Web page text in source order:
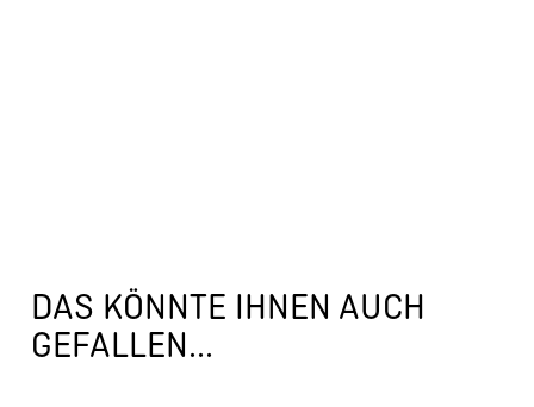
DAS KÖNNTE IHNEN AUCH
GEFALLEN...